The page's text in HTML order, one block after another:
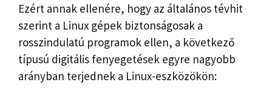
Ezért annak ellenére, hogy az általános tévhit
szerint a Linux gépek biztonságosak a
rosszindulatú programok ellen, a következő
típusú digitális fenyegetések egyre nagyobb
arányban terjednek a Linux-eszközökön: